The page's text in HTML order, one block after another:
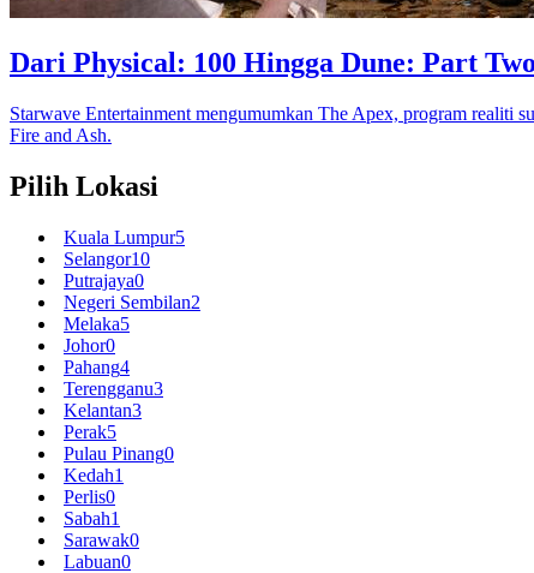
Dari Physical: 100 Hingga Dune: Part
Starwave Entertainment mengumumkan The Apex, program realiti
Fire and Ash.
Pilih Lokasi
Kuala Lumpur5
Selangor10
Putrajaya0
Negeri Sembilan2
Melaka5
Johor0
Pahang4
Terengganu3
Kelantan3
Perak5
Pulau Pinang0
Kedah1
Perlis0
Sabah1
Sarawak0
Labuan0